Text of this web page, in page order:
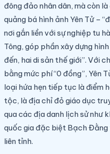
đông đảo nhân dân, mà còn
quảng bá hình ảnh Yên Tử –
nơi gắn liền với sự nghiệp tu
Tông, góp phần xây dựng
đến, hai di sản thế giới”. Với
bằng mức phí “0 đồng”, Yên
loại hứa hẹn tiếp tục là điểm
tộc, là địa chỉ đỏ giáo dục
qua các địa danh lịch sử như
quốc gia đặc biệt Bạch Đằng
liên tỉnh.